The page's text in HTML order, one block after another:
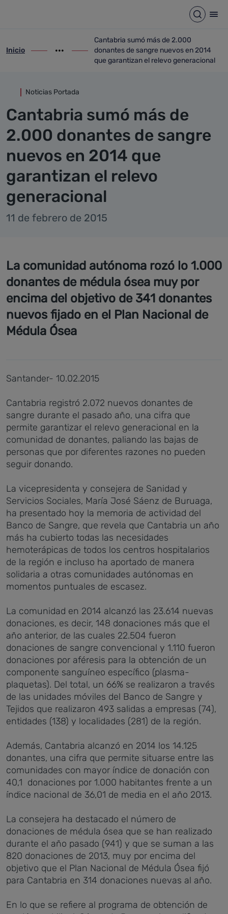
Abrir
ir-a inicio
Inicio
Mostrar opciones del camino de migas
ir-a Cantabria sumó más de 2.000
Cantabria sumó más de 2.000
donantes de sangre nuevos en 2014
que garantizan el relevo generacional
Noticias Portada
Cantabria sumó más de
2.000 donantes de sangre
nuevos en 2014 que
garantizan el relevo
generacional
11 de febrero de 2015
La comunidad autónoma rozó lo 1.000
donantes de médula ósea muy por
encima del objetivo de 341 donantes
nuevos fijado en el Plan Nacional de
Médula Ósea
Santander- 10.02.2015
Cantabria registró 2.072 nuevos donantes de
sangre durante el pasado año, una cifra que
permite garantizar el relevo generacional en la
comunidad de donantes, paliando las bajas de
personas que por diferentes razones no pueden
seguir donando.
La vicepresidenta y consejera de Sanidad y
Servicios Sociales, María José Sáenz de Buruaga,
ha presentado hoy la memoria de actividad del
Banco de Sangre, que revela que Cantabria un año
más ha cubierto todas las necesidades
hemoterápicas de todos los centros hospitalarios
de la región e incluso ha aportado de manera
solidaria a otras comunidades autónomas en
momentos puntuales de escasez.
La comunidad en 2014 alcanzó las 23.614 nuevas
donaciones, es decir, 148 donaciones más que el
año anterior, de las cuales 22.504 fueron
donaciones de sangre convencional y 1.110 fueron
donaciones por aféresis para la obtención de un
componente sanguíneo específico (plasma-
plaquetas). Del total, un 66% se realizaron a través
de las unidades móviles del Banco de Sangre y
Tejidos que realizaron 493 salidas a empresas (74),
entidades (138) y localidades (281) de la región.
Además, Cantabria alcanzó en 2014 los 14.125
donantes, una cifra que permite situarse entre las
comunidades con mayor índice de donación con
40,1 donaciones por 1.000 habitantes frente a un
índice nacional de 36,01 de media en el año 2013.
La consejera ha destacado el número de
donaciones de médula ósea que se han realizado
durante el año pasado (941) y que se suman a las
820 donaciones de 2013, muy por encima del
objetivo que el Plan Nacional de Médula Ósea fijó
para Cantabria en 314 donaciones nuevas al año.
En lo que se refiere al programa de obtención de